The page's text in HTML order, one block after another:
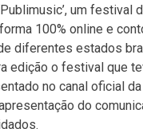
um festival
100% online e
diferentes estados
edição o festival que
no canal oficial
do